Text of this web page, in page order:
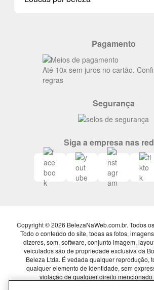
Siga nosso canal no Whatsapp
Pagamento
Até 10x sem juros no cartão.
regras
Segurança
Siga a empresa nas
Copyright © 2026 BelezaNaWeb.com.br. Todos
Todo o conteúdo do site, todas as fotos,
dizeres, som, software, conjunto imagem,
veiculados são de propriedade exclusiva da
Beleza Ltda. É vedada qualquer reprodução,
qualquer elemento de identidade, sem
violação de qualquer direito
responsabilização cível e criminal nos termos